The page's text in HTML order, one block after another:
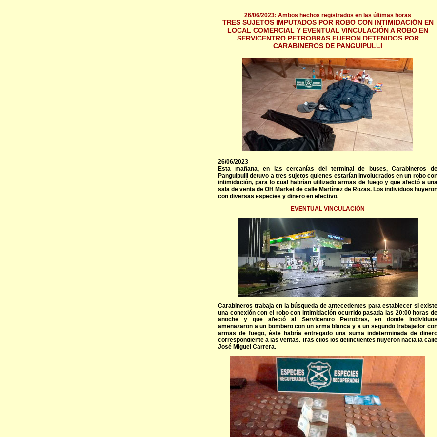
26/06/2023: Ambos hechos registrados en las últimas horas
TRES SUJETOS IMPUTADOS POR ROBO CON INTIMIDACIÓN EN
LOCAL COMERCIAL Y EVENTUAL VINCULACIÓN A ROBO EN
SERVICENTRO PETROBRAS FUERON DETENIDOS POR
CARABINEROS DE PANGUIPULLI
26/06/2023
Esta mañana, en las cercanías del terminal de buses, Carabineros de
Panguipulli detuvo a tres sujetos quienes estarían involucrados en un robo con
intimidación, para lo cual habrían utilizado armas de fuego y que afectó a una
sala de venta de OH Market de calle Martínez de Rozas. Los individuos huyeron
con diversas especies y dinero en efectivo.
EVENTUAL VINCULACIÓN
Carabineros trabaja en la búsqueda de antecedentes para establecer si existe
una conexión con el robo con intimidación ocurrido pasada las 20:00 horas de
anoche y que afectó al Servicentro Petrobras, en donde individuos
amenazaron a un bombero con un arma blanca y a un segundo trabajador con
armas de fuego, éste habría entregado una suma indeterminada de dinero
correspondiente a las ventas. Tras ellos los delincuentes huyeron hacia la calle
José Miguel Carrera.